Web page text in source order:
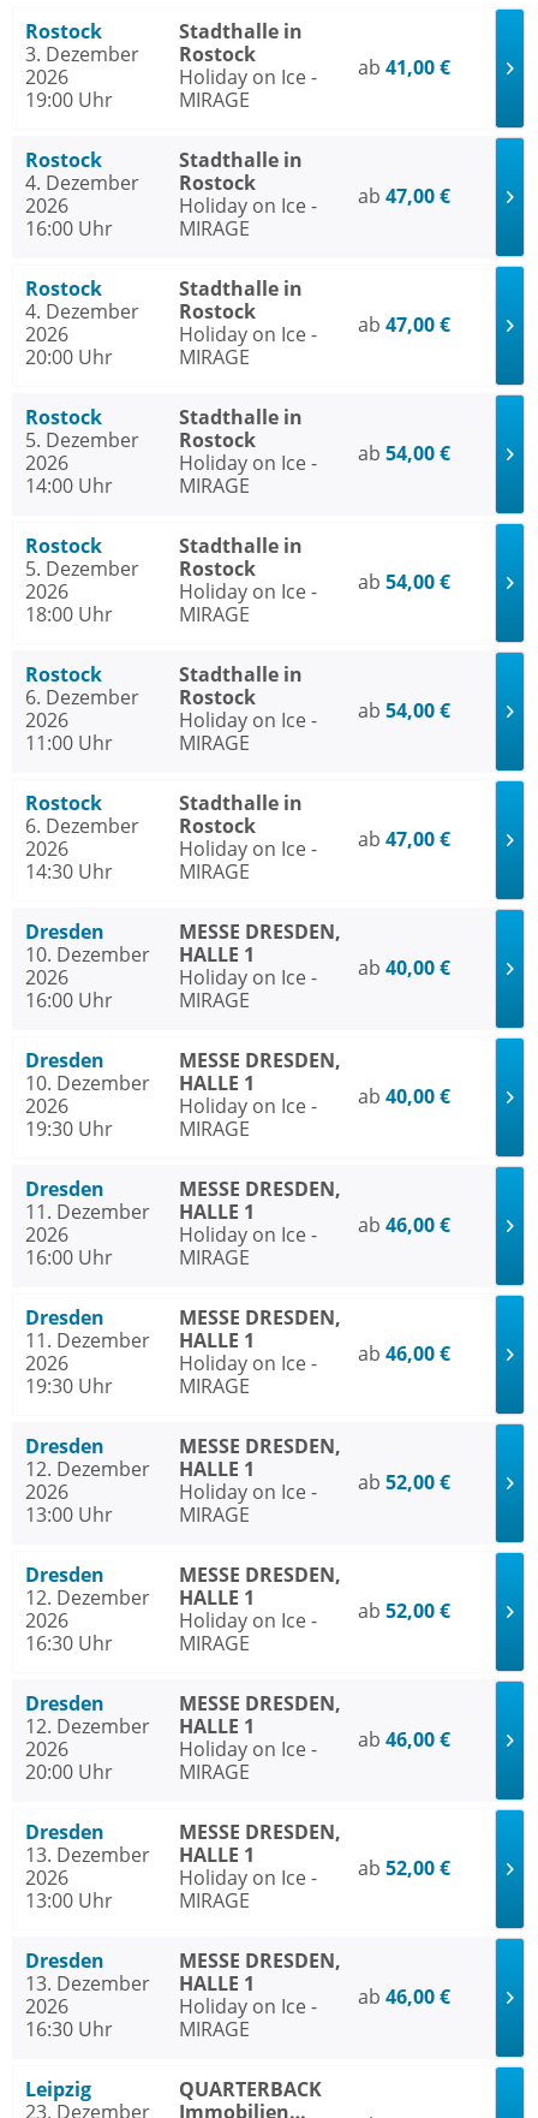
Rostock
3. Dezember
2026
19:00 Uhr
Stadthalle in
Rostock
Holiday on Ice -
MIRAGE
ab 41,00 €
Rostock
4. Dezember
2026
16:00 Uhr
Stadthalle in
Rostock
Holiday on Ice -
MIRAGE
ab 47,00 €
Rostock
4. Dezember
2026
20:00 Uhr
Stadthalle in
Rostock
Holiday on Ice -
MIRAGE
ab 47,00 €
Rostock
5. Dezember
2026
14:00 Uhr
Stadthalle in
Rostock
Holiday on Ice -
MIRAGE
ab 54,00 €
Rostock
5. Dezember
2026
18:00 Uhr
Stadthalle in
Rostock
Holiday on Ice -
MIRAGE
ab 54,00 €
Rostock
6. Dezember
2026
11:00 Uhr
Stadthalle in
Rostock
Holiday on Ice -
MIRAGE
ab 54,00 €
Rostock
6. Dezember
2026
14:30 Uhr
Stadthalle in
Rostock
Holiday on Ice -
MIRAGE
ab 47,00 €
Dresden
10. Dezember
2026
16:00 Uhr
MESSE DRESDEN,
HALLE 1
Holiday on Ice -
MIRAGE
ab 40,00 €
Dresden
10. Dezember
2026
19:30 Uhr
MESSE DRESDEN,
HALLE 1
Holiday on Ice -
MIRAGE
ab 40,00 €
Dresden
11. Dezember
2026
16:00 Uhr
MESSE DRESDEN,
HALLE 1
Holiday on Ice -
MIRAGE
ab 46,00 €
Dresden
11. Dezember
2026
19:30 Uhr
MESSE DRESDEN,
HALLE 1
Holiday on Ice -
MIRAGE
ab 46,00 €
Dresden
12. Dezember
2026
13:00 Uhr
MESSE DRESDEN,
HALLE 1
Holiday on Ice -
MIRAGE
ab 52,00 €
Dresden
12. Dezember
2026
16:30 Uhr
MESSE DRESDEN,
HALLE 1
Holiday on Ice -
MIRAGE
ab 52,00 €
Dresden
12. Dezember
2026
20:00 Uhr
MESSE DRESDEN,
HALLE 1
Holiday on Ice -
MIRAGE
ab 46,00 €
Dresden
13. Dezember
2026
13:00 Uhr
MESSE DRESDEN,
HALLE 1
Holiday on Ice -
MIRAGE
ab 52,00 €
Dresden
13. Dezember
2026
16:30 Uhr
MESSE DRESDEN,
HALLE 1
Holiday on Ice -
MIRAGE
ab 46,00 €
Leipzig
23. Dezember
QUARTERBACK
Immobilien